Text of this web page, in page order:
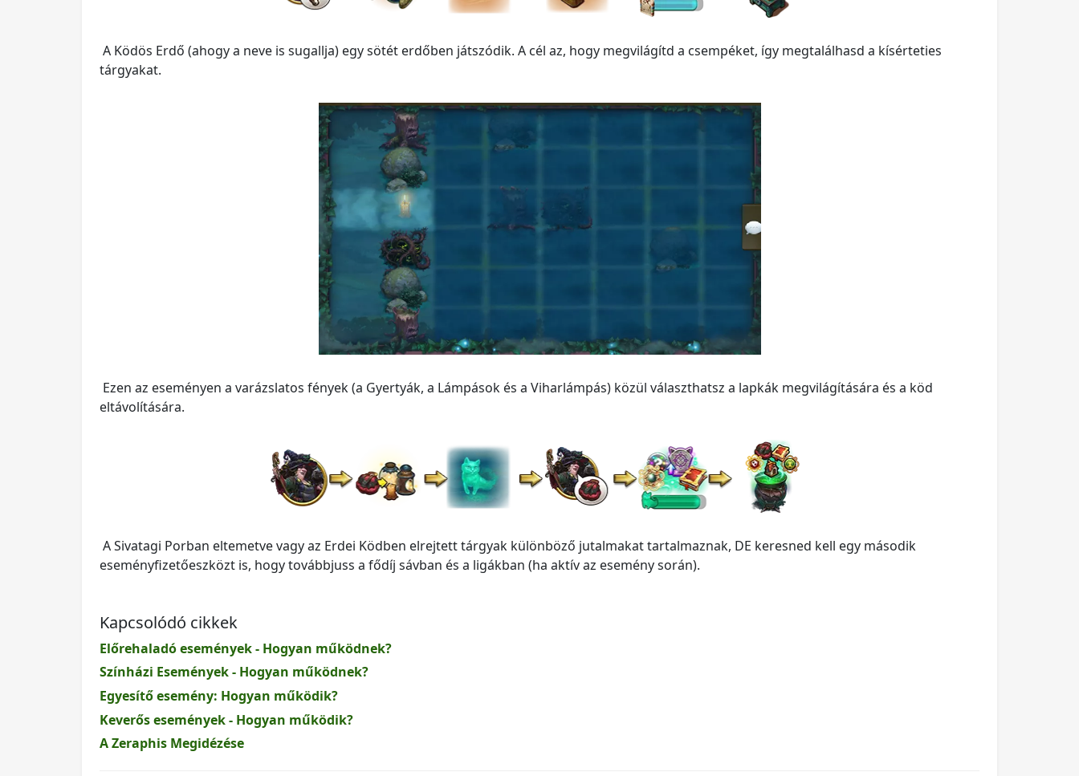
A Ködös Erdő (ahogy a neve is sugallja) egy sötét erdőben játszódik. A cél az, hogy megvilágítd a csempéket, így megtalálhasd a kísérteties
tárgyakat.
Ezen az eseményen a varázslatos fények (a Gyertyák, a Lámpások és a Viharlámpás) közül választhatsz a lapkák megvilágítására és a köd
eltávolítására.
A Sivatagi Porban eltemetve vagy az Erdei Ködben elrejtett tárgyak különböző jutalmakat tartalmaznak, DE keresned kell egy második
eseményfizetőeszközt is, hogy továbbjuss a fődíj sávban és a ligákban (ha aktív az esemény során).
Kapcsolódó cikkek
Előrehaladó események - Hogyan működnek?
Színházi Események - Hogyan működnek?
Egyesítő esemény: Hogyan működik?
Keverős események - Hogyan működik?
A Zeraphis Megidézése